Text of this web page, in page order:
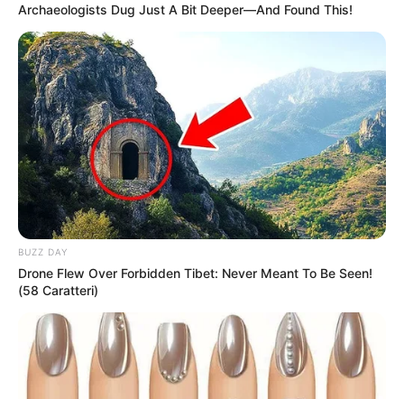
Archaeologists Dug Just A Bit Deeper—And Found This!
BUZZ DAY
Drone Flew Over Forbidden Tibet: Never Meant To Be Seen!
(58 Caratteri)